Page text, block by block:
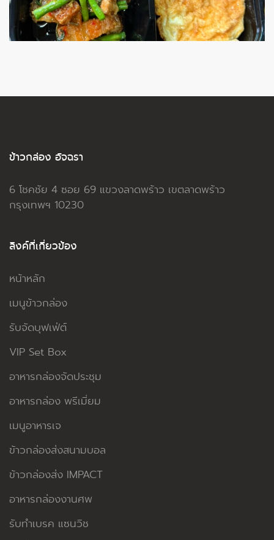
ข้าวกล่อง อัจฉรา
6 โชคชัย 4 ซอย 69 แขวงลาดพร้าว เขตลาดพร้าว
กรุงเทพฯ 10230
ลิงค์ที่เกี่ยวข้อง
หน้าหลัก
เมนูข้าวกล่อง
รับจัดบุฟเฟ่ต์
VIP Set Box
อาหารกล่องจัดประชุม
อาหารกล่อง พรีเมี่ยม
เมนูอาหารเจ
ข้าวกล่องส่งสนามบอล
ข้าวกล่องส่ง IMPACT
อาหารกล่องงานศพ
รับทำเบรค แซนวิช